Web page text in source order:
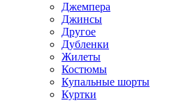
Джемпера
Джинсы
Другое
Дубленки
Жилеты
Костюмы
Купальные шорты
Куртки